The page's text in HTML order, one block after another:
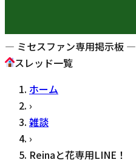
— ミセスファン専用掲示板 —
スレッド一覧
ホーム
›
雑談
›
Reinaと花専用LINE！